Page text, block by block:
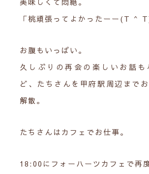
「桃頑張ってよかったーー(T ^ T)
お腹もいっぱい。
久しぶりの再会の楽しいお話も
ど、たちさんを甲府駅周辺まで
解散。
たちさんはカフェでお仕事。
18:00にフォーハーツカフェで再